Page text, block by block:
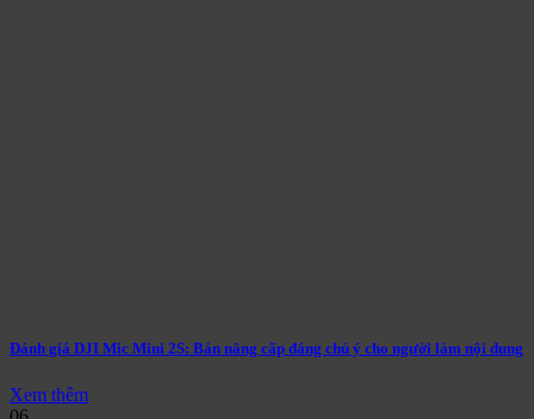
Đánh giá DJI Mic Mini 2S: Bản nâng cấp đáng chú ý cho người làm nội dung
Xem thêm